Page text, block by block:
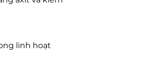
linh hoạt